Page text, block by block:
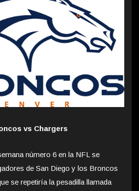
vs Chargers
número 6 en la NFL se
de San Diego y los Broncos
se repetiría la pesadilla llamada